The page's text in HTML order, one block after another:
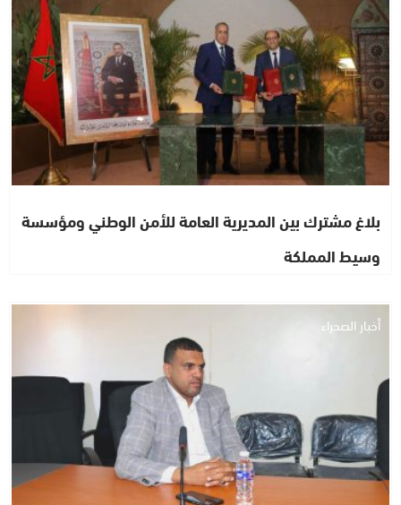
بلاغ مشترك بين المديرية العامة للأمن الوطني ومؤسسة
وسيط المملكة
أخبار الصحراء